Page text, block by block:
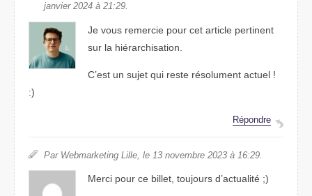
janvier 2024 à 21:29.
Je vous remercie pour cet article pertinent
sur la hiérarchisation.
C’est un sujet qui reste résolument actuel !
:)
Répondre
Par Webmarketing Lille, le 13 novembre 2023 à 16:29.
Merci pour ce billet, toujours d’actualité ;)